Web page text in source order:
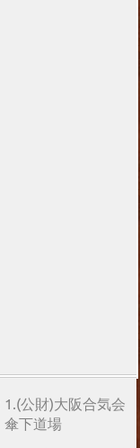
1.(公財)大阪合気会
傘下道場